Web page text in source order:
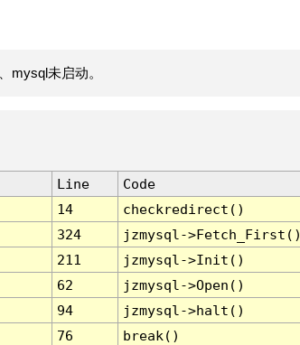
mysql未启动。
Line
Code
14
checkredirect()
324
jzmysql-
211
jzmysql->Init()
62
jzmysql->Open()
94
jzmysql->halt()
76 break()